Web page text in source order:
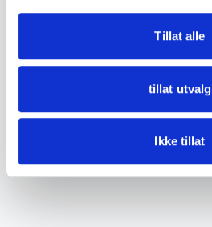
Tillat alle
tillat utvalg
Ikke tillat
Se bilder for detaljer.